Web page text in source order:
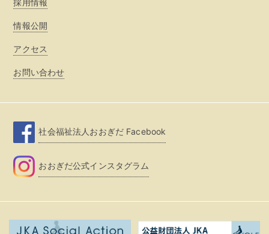
採用情報
情報公開
アクセス
お問い合わせ
社会福祉法人おおぎだ Facebook
おおぎだ公式インスタグラム